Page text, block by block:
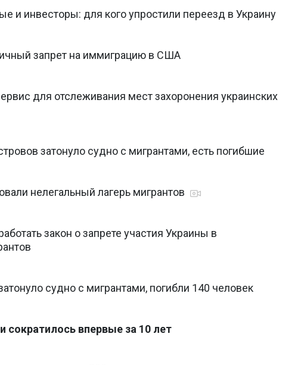
и инвесторы: для кого упростили переезд в Украину
запрет на иммиграцию в США
для отслеживания мест захоронения украинских
затонуло судно с мигрантами, есть погибшие
нелегальный лагерь мигрантов
закон о запрете участия Украины в
судно с мигрантами, погибли 140 человек
сократилось впервые за 10 лет